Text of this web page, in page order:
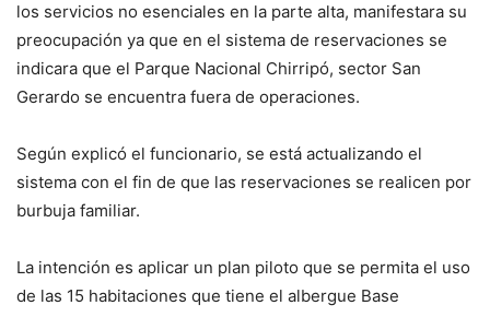
los servicios no esenciales en la parte alta, manifestara su
preocupación ya que en el sistema de reservaciones se
indicara que el Parque Nacional Chirripó, sector San
Gerardo se encuentra fuera de operaciones.
Según explicó el funcionario, se está actualizando el
sistema con el fin de que las reservaciones se realicen por
burbuja familiar.
La intención es aplicar un plan piloto que se permita el uso
de las 15 habitaciones que tiene el albergue Base